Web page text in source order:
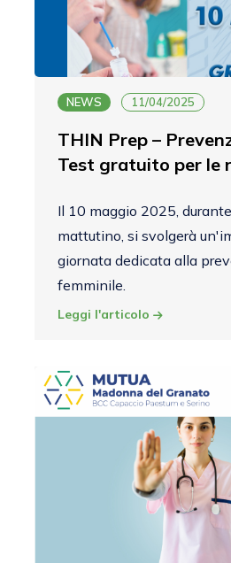
NEWS 11/04/2025
THIN Prep –
Test gratuito per le
Il 10 maggio 2025, durante
mattutino, si svolgerà
giornata dedicata alla
femminile.
Leggi l'articolo